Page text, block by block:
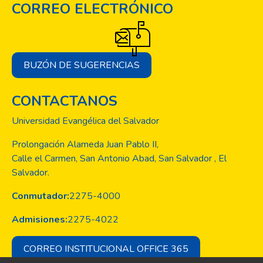
CORREO ELECTRÓNICO
BUZÓN DE SUGERENCIAS
CONTACTANOS
Universidad Evangélica del Salvador
Prolongación Alameda Juan Pablo II,
Calle el Carmen, San Antonio Abad, San Salvador , El
Salvador.
Conmutador:2275-4000
Admisiones:2275-4022
CORREO INSTITUCIONAL OFFICE 365